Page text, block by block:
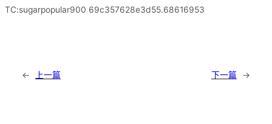
TC:sugarpopular900 69c357628e3d55.68616953
← 上一篇 下一篇 →